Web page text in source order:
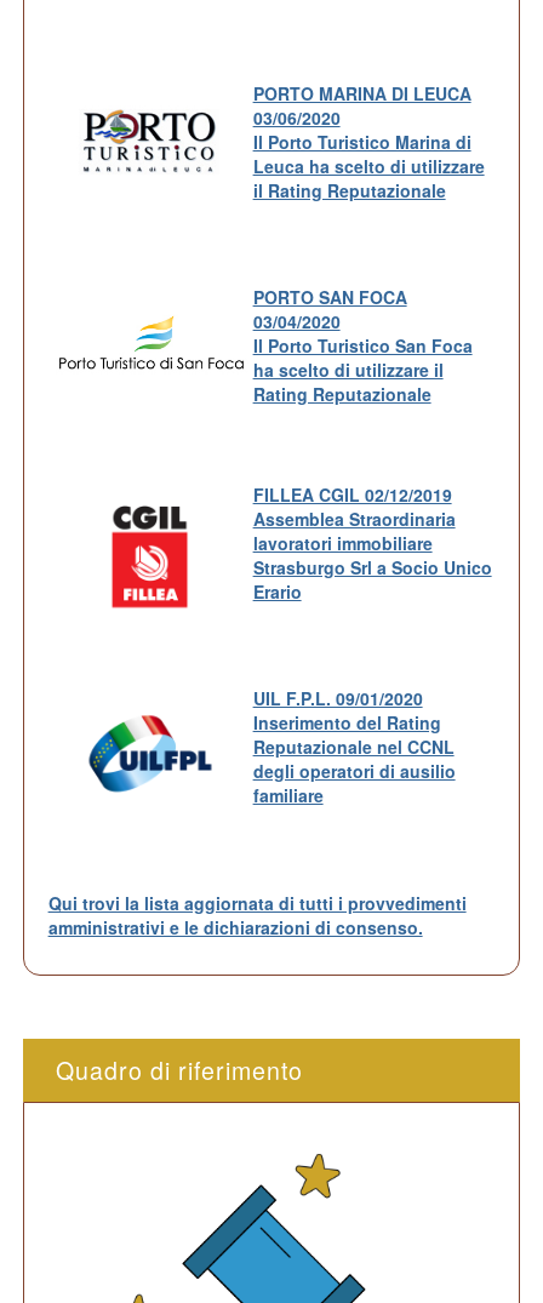
PORTO MARINA DI LEUCA
03/06/2020
Il Porto Turistico Marina di
Leuca ha scelto di utilizzare
il Rating Reputazionale
PORTO SAN FOCA
03/04/2020
Il Porto Turistico San Foca
ha scelto di utilizzare il
Rating Reputazionale
FILLEA CGIL 02/12/2019
Assemblea Straordinaria
lavoratori immobiliare
Strasburgo Srl a Socio Unico
Erario
UIL F.P.L. 09/01/2020
Inserimento del Rating
Reputazionale nel CCNL
degli operatori di ausilio
familiare
Qui trovi la lista aggiornata di tutti i provvedimenti
amministrativi e le dichiarazioni di consenso.
Quadro di riferimento